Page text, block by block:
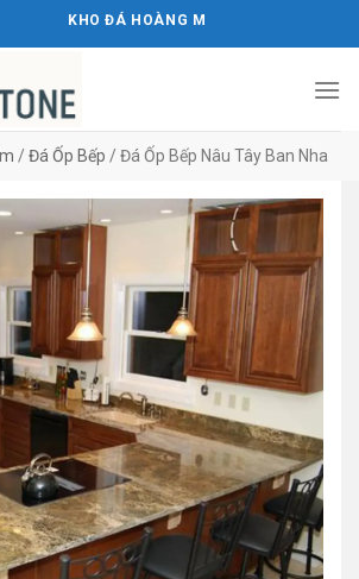
KHO ĐÁ HOÀNG MINH STONE
/ Đá Ốp Bếp / Đá Ốp Bếp Nâu Tây Ban Nha